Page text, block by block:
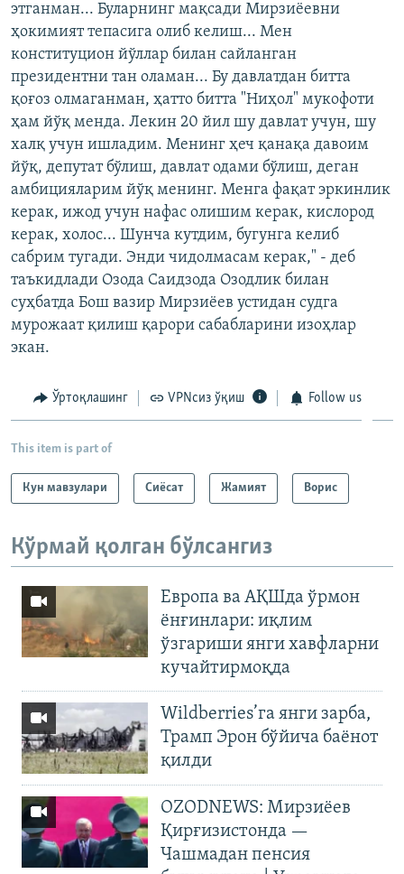
этганман... Буларнинг мақсади Мирзиёевни
ҳокимият тепасига олиб келиш... Мен
конституцион йўллар билан сайланган
президентни тан оламан... Бу давлатдан битта
қоғоз олмаганман, ҳатто битта "Ниҳол" мукофоти
ҳам йўқ менда. Лекин 20 йил шу давлат учун, шу
халқ учун ишладим. Менинг ҳеч қанақа давоим
йўқ, депутат бўлиш, давлат одами бўлиш, деган
амбицияларим йўқ менинг. Менга фақат эркинлик
керак, ижод учун нафас олишим керак, кислород
керак, холос... Шунча кутдим, бугунга келиб
сабрим тугади. Энди чидолмасам керак," - деб
таъкидлади Озода Саидзода Озодлик билан
суҳбатда Бош вазир Мирзиёев устидан судга
мурожаат қилиш қарори сабабларини изоҳлар
экан.
Ўртоқлашинг VPNсиз ўқиш Follow us
This item is part of
Кун мавзулари Сиёсат Жамият Ворис
Кўрмай қолган бўлсангиз
Европа ва АҚШда ўрмон
ёнғинлари: иқлим
ўзгариши янги хавфларни
кучайтирмоқда
Wildberries’га янги зарба,
Трамп Эрон бўйича баёнот
қилди
OZODNEWS: Мирзиёев
Қирғизистонда —
Чашмадан пенсия